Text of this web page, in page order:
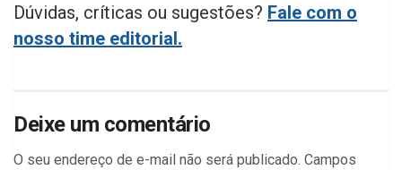
Dúvidas, críticas ou sugestões? Fale com o
nosso time editorial.
Deixe um comentário
O seu endereço de e-mail não será publicado. Campos